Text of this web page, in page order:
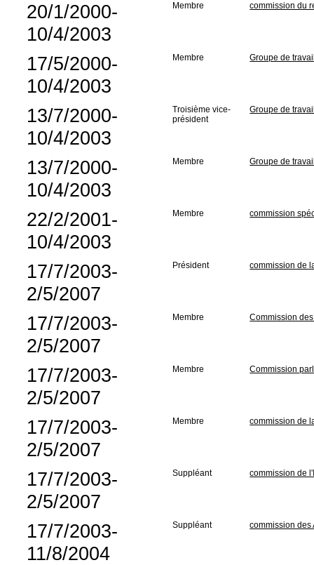
20/1/2000-
10/4/2003
Membre commission du
17/5/2000-
10/4/2003
Membre Groupe de
13/7/2000-
10/4/2003
Troisième vice-
président
Groupe de
13/7/2000-
10/4/2003
Membre Groupe de
22/2/2001-
10/4/2003
Membre commission
17/7/2003-
2/5/2007
Président commission de
17/7/2003-
2/5/2007
Membre Commission
17/7/2003-
2/5/2007
Membre Commission
17/7/2003-
2/5/2007
Membre commission de
17/7/2003-
2/5/2007
Suppléant commission de
17/7/2003-
11/8/2004
Suppléant commission des